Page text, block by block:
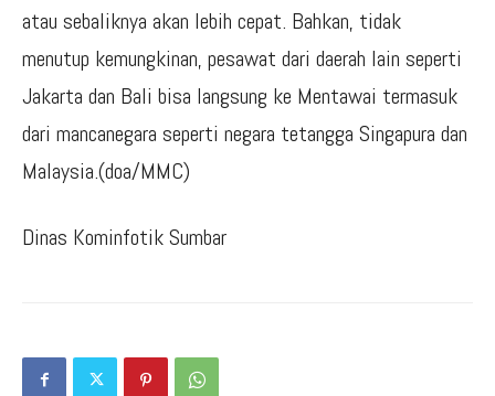
atau sebaliknya akan lebih cepat. Bahkan, tidak
menutup kemungkinan, pesawat dari daerah lain seperti
Jakarta dan Bali bisa langsung ke Mentawai termasuk
dari mancanegara seperti negara tetangga Singapura dan
Malaysia.(doa/MMC)
Dinas Kominfotik Sumbar